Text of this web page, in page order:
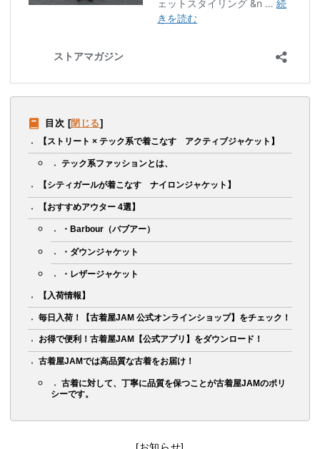
目次 [閉じる]
【ストリート × テック系で着こなす アクティブジャケット】
テック系ファッションとは、
【シティガールが着こなす ナイロンジャケット】
【おすすめアウター 4選】
・Barbour（バブアー）
・ダウンジャケット
・レザージャケット
【入荷情報】
毎日入荷！【古着屋JAM 公式オンラインショップ】をチェック！
お得で便利！古着屋JAM【公式アプリ】をダウンロード！
古着屋JAMでは高品質な古着をお届け！
古着に対して、丁寧に品質を保つことが古着屋JAMのポリ
シーです。